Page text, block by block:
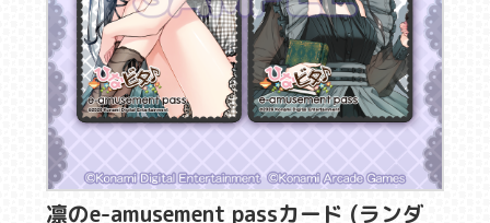
凛のe-amusement passカード (ランダ